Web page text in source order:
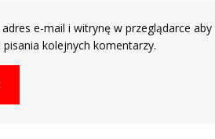
e-mail i witrynę w przeglądarce aby
pisania kolejnych komentarzy.